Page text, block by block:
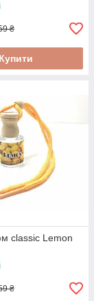
₴
Купити
classic Lemon
₴